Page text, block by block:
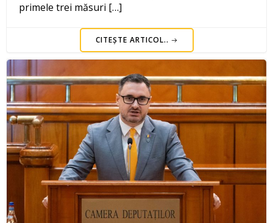
primele trei măsuri […]
CITEȘTE ARTICOL..